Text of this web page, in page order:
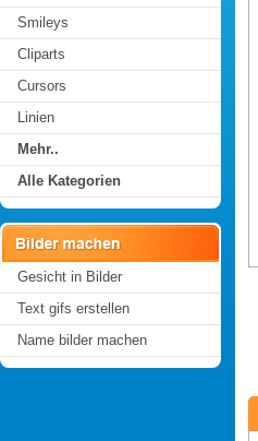
Smileys
Cliparts
Cursors
Linien
Mehr..
Alle Kategorien
Gesicht in Bilder
Text gifs erstellen
Name bilder machen